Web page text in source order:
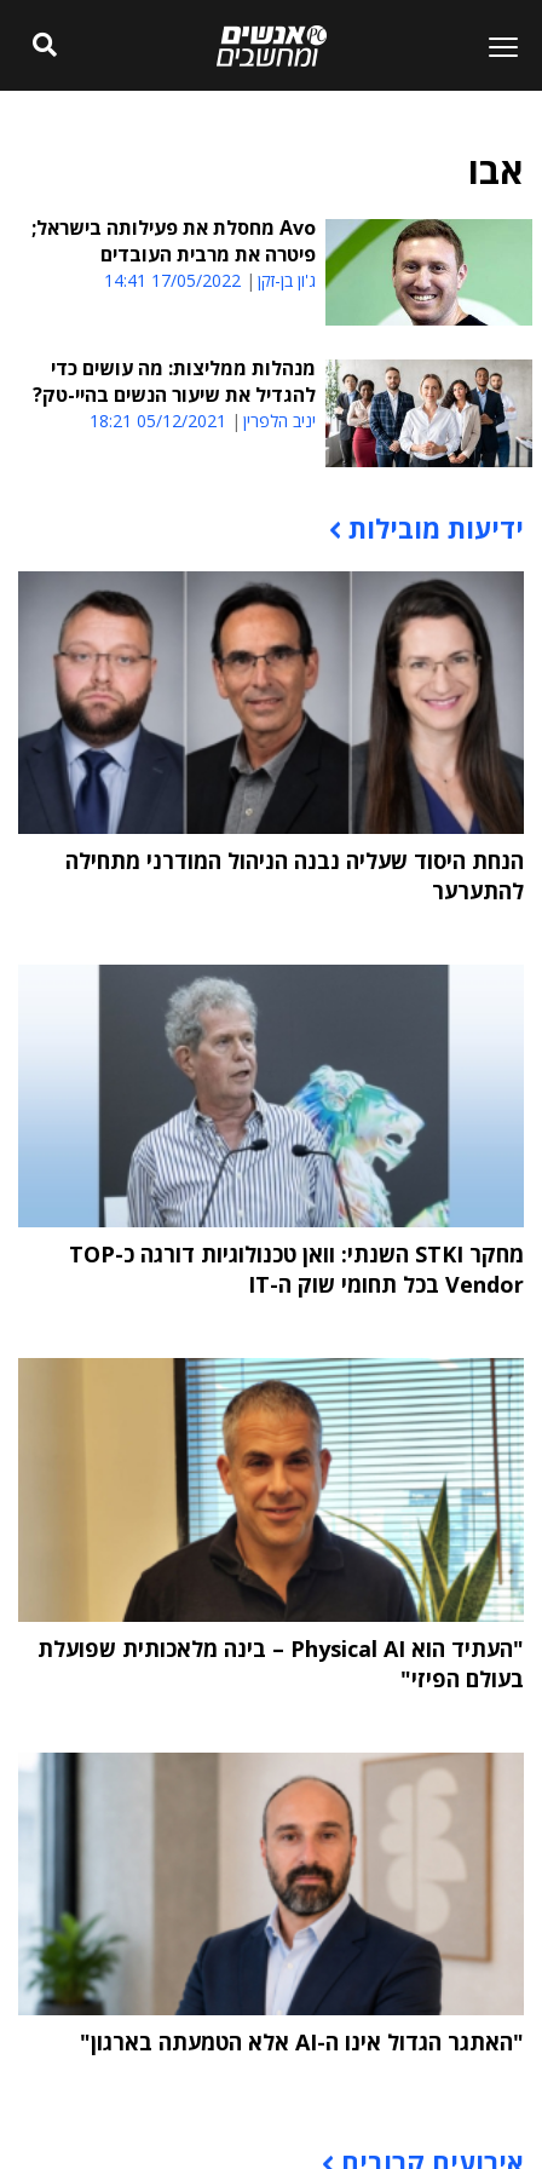
אבו
Avo מחסלת את פעילותה בישראל;
פיטרה את מרבית העובדים
ג'ון בן-זקן 17/05/2022 14:41
מנהלות ממליצות: מה עושים כדי
להגדיל את שיעור הנשים בהיי-טק?
יניב הלפרין 05/12/2021 18:21
תוכן פרסומי
ידיעות מובילות
הנחת היסוד שעליה נבנה הניהול המודרני מתחילה
להתערער
מחקר STKI השנתי: וואן טכנולוגיות דורגה כ-TOP
Vendor בכל תחומי שוק ה-IT
"העתיד הוא Physical AI – בינה מלאכותית שפועלת
בעולם הפיזי"
"האתגר הגדול אינו ה-AI אלא הטמעתה בארגון"
אירועים קרובים